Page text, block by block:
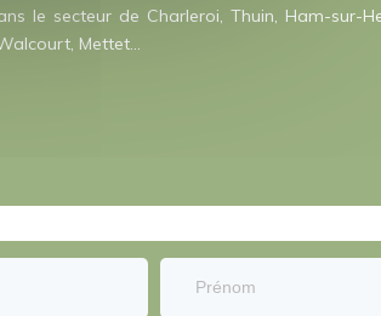
le secteur de Charleroi, Thuin, Ham-sur-
Mettet...